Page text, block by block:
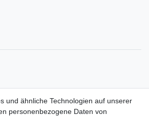
und ähnliche Technologien auf unserer
personenbezogene Daten von